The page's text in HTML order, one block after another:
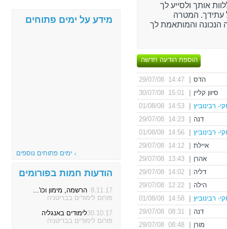
אותך ולסייע לך
עתידך. המטרה
הנכונה והמותאמת לך
הוספת הודעה חדשה
הדס
14:47 29/07/08
סיוון קליין
15:01 30/07/08
רבינוביץ
14:53 01/08/08
דנה
14:23 29/07/08
רבינוביץ
14:56 01/08/08
איילת
14:12 29/07/08
אהרן
13:43 29/07/08
דליה
14:02 29/07/08
הילה
12:22 29/07/08
רבינוביץ
14:58 01/08/08
דנה
08:31 29/07/08
מורן
08:48 29/07/08
מידע על ימים פתוחים
ימים פתוחים נוספים
הודעות חמות בפורומים
8.11.17 הרשמה, מימון וכו'...
פורום לימודים בבריטניה
30.10.17לימודים באנגליה
פורום לימודים בבריטניה